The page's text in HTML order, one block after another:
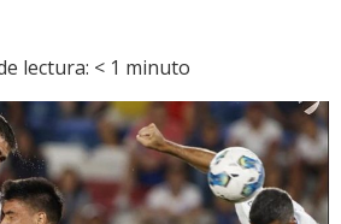
lectura: < 1 minuto